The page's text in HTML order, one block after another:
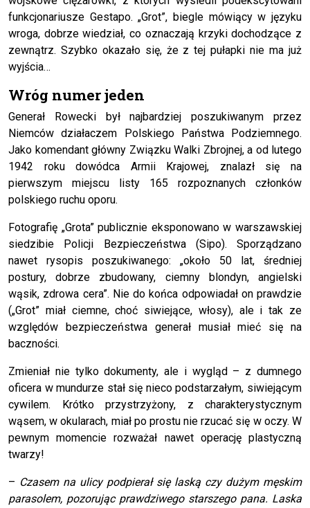
funkcjonariusze Gestapo. „Grot”, biegle mówiący w języku
wroga, dobrze wiedział, co oznaczają krzyki dochodzące z
zewnątrz. Szybko okazało się, że z tej pułapki nie ma już
wyjścia…
Wróg numer jeden
Generał Rowecki był najbardziej poszukiwanym przez
Niemców działaczem Polskiego Państwa Podziemnego.
Jako komendant główny Związku Walki Zbrojnej, a od lutego
1942 roku dowódca Armii Krajowej, znalazł się na
pierwszym miejscu listy 165 rozpoznanych członków
polskiego ruchu oporu.
Fotografię „Grota” publicznie eksponowano w warszawskiej
siedzibie Policji Bezpieczeństwa (Sipo). Sporządzano
nawet rysopis poszukiwanego: „około 50 lat, średniej
postury, dobrze zbudowany, ciemny blondyn, angielski
wąsik, zdrowa cera”. Nie do końca odpowiadał on prawdzie
(„Grot” miał ciemne, choć siwiejące, włosy), ale i tak ze
względów bezpieczeństwa generał musiał mieć się na
baczności.
Zmieniał nie tylko dokumenty, ale i wygląd – z dumnego
oficera w mundurze stał się nieco podstarzałym, siwiejącym
cywilem. Krótko przystrzyżony, z charakterystycznym
wąsem, w okularach, miał po prostu nie rzucać się w oczy. W
pewnym momencie rozważał nawet operację plastyczną
twarzy!
– Czasem na ulicy podpierał się laską czy dużym męskim
parasolem, pozorując prawdziwego starszego pana. Laska